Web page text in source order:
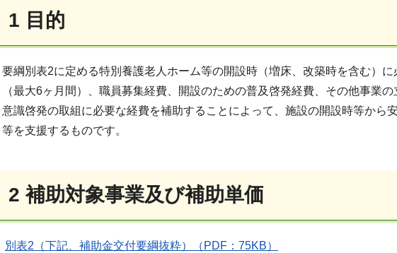
1 目的
要綱別表2に定める特別養護老人ホーム等の開設時（増床、改築時を含む）
（最大6ヶ月間）、職員募集経費、開設のための普及啓発経費、その他事業
意識啓発の取組に必要な経費を補助することによって、施設の開設時等から
等を支援するものです。
2補助対象事業及び補助単価
別表2（下記、補助金交付要綱抜粋）（PDF：75KB）